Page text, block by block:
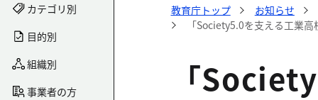
カテゴリ別
目的別
組織別
事業者の方
教育庁トップ
お知らせ
「Society5.0を支える工業
「